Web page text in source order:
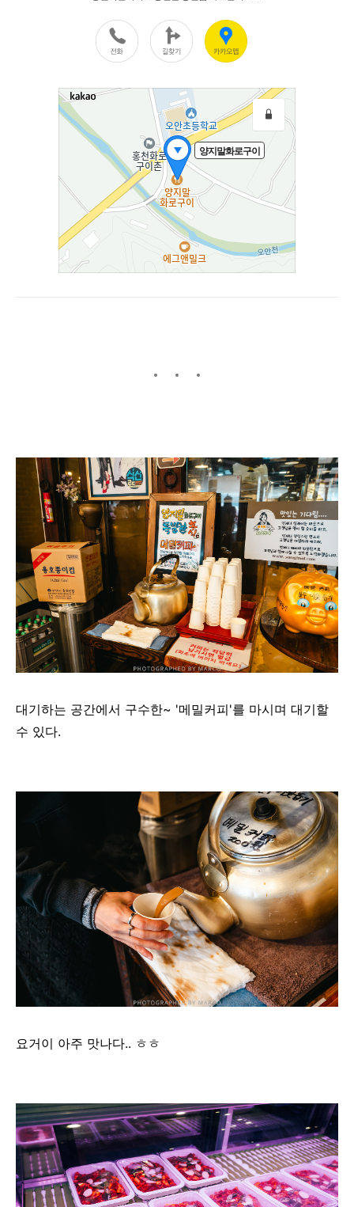
대기하는 공간에서 구수한~ '메밀커피'를 마시며 대기할
수 있다.
요거이 아주 맛나다.. ㅎㅎ